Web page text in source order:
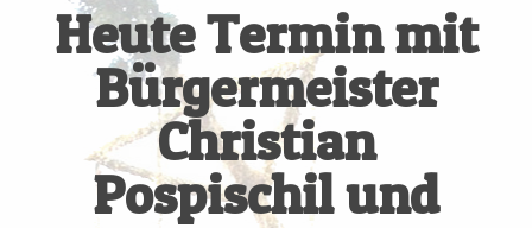
Heute Termin mit
Bürgermeister
Christian
Pospischil und